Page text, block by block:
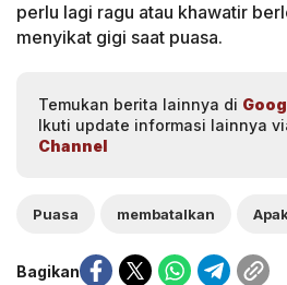
perlu lagi ragu atau khawatir
menyikat gigi saat puasa.
Temukan berita lainnya di
Ikuti update informasi lainnya
Channel
Puasa membatalkan
Bagikan